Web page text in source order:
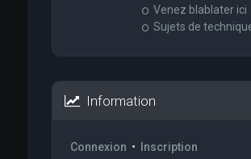
Venez blablater ici
Sujets de
Information
Connexion • Inscription